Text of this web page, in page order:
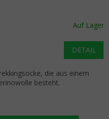
Auf Lager
DETAIL
die aus einem
besteht.